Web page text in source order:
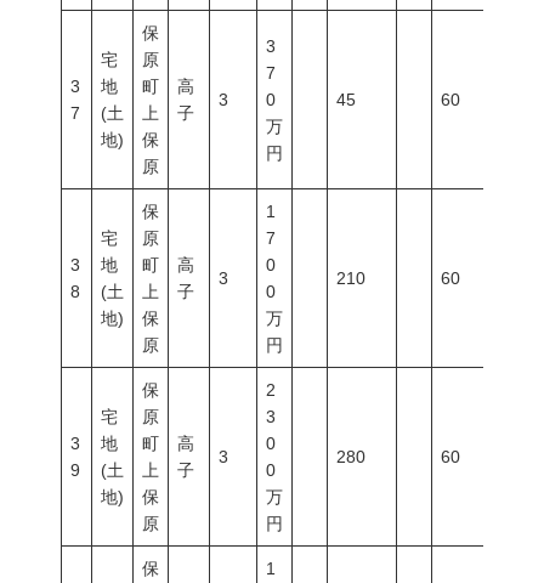
3
7
宅
地
(土
地)
保
原
町
上
保
原
高
子
3
3
7
0
万
円
45 60
3
8
宅
地
(土
地)
保
原
町
上
保
原
高
子
3
1
7
0
0
万
円
210 60
3
9
宅
地
(土
地)
保
原
町
上
保
原
高
子
3
2
3
0
0
万
円
280 60
保 1